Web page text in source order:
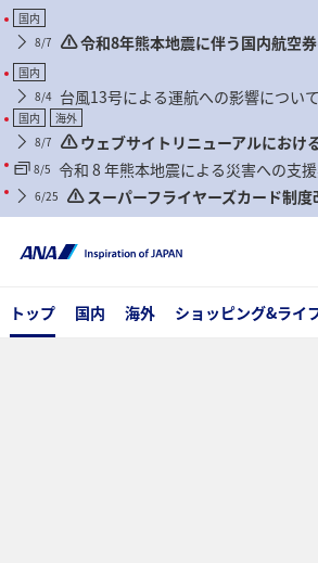
国内
8/7
令和8年熊本地震に伴う国内航空
について
国内
8/4 台風13号による運航への影響について
国内
海外
8/7
ウェブサイトリニューアルにおけ
ついて
8/5 令和 8 年熊本地震による災害への支
て 6/25
スーパーフライヤーズカード制
直しに関するご案内
トップ 国内 海外 ショッピング&ライ